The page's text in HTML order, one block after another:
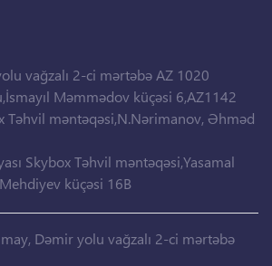
vağzalı 2-ci mərtəbə AZ 1020
Məmmədov küçəsi 6,AZ1142
Təhvil məntəqəsi,N.Nərimanov, Əhməd
Skybox Təhvil məntəqəsi,Yasamal
küçəsi 16B
Dəmir yolu vağzalı 2-ci mərtəbə